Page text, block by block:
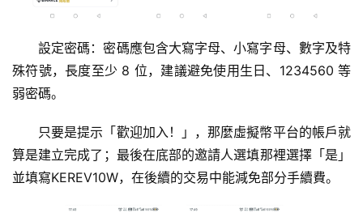
算
计
算
設定密碼：密碼應包含大寫字母、小寫字母、數字及特
殊符號，長度至少 8 位，建議避免使用生日、1234560 等
弱密碼。
只要是提示「歡迎加入！」，那麼虛擬幣平台的帳戶就
算是建立完成了；最後在底部的邀請人選填那裡選擇「是」
並填寫KEREV10W，在後續的交易中能減免部分手續費。